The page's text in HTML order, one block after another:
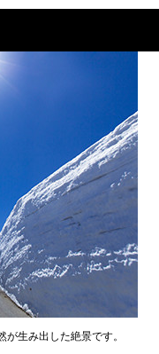
生み出した絶景です。